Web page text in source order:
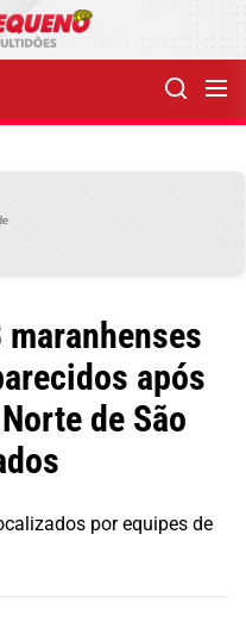
após
de São
por equipes de